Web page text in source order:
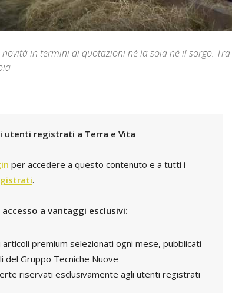
in termini di quotazioni né la soia né il sorgo. Tra
utenti registrati a Terra e Vita
per accedere a questo contenuto e a tutti i
.
a vantaggi esclusivi:
premium selezionati ogni mese, pubblicati
Gruppo Tecniche Nuove
riservati esclusivamente agli utenti registrati